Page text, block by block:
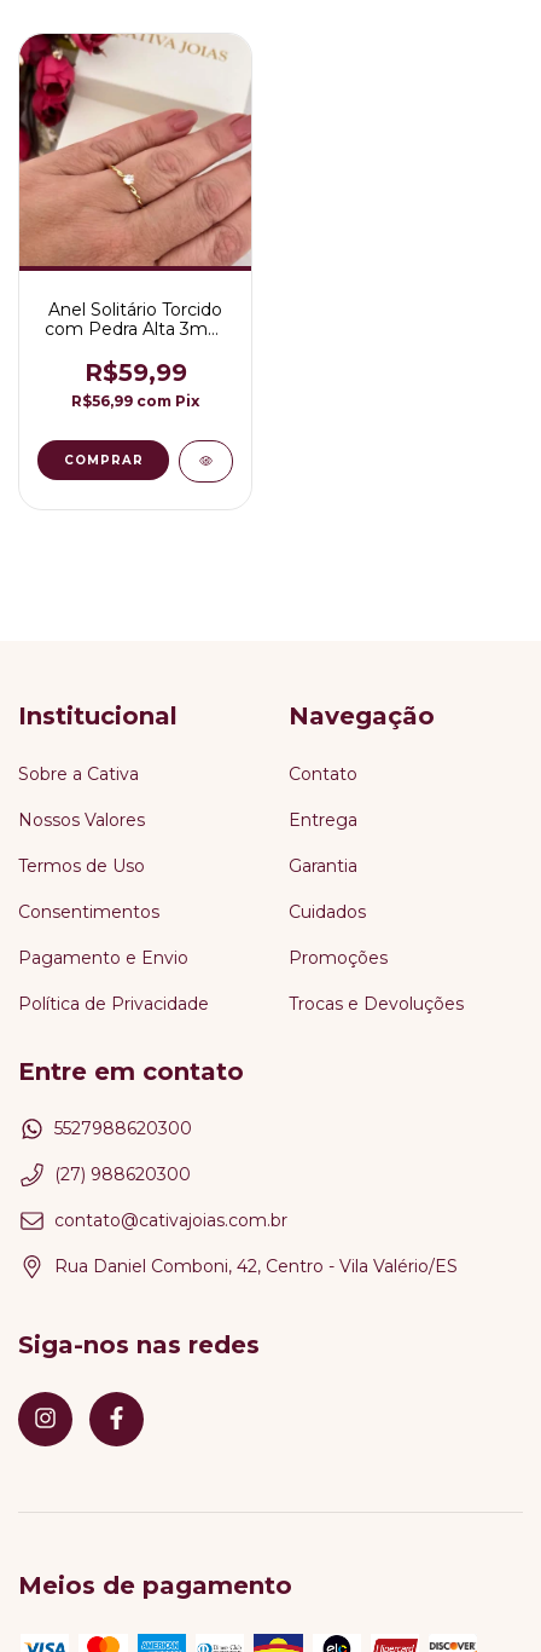
Anel Solitário Torcido
com Pedra Alta 3mm
R$59,99
R$56,99 com Pix
COMPRAR
Institucional
Sobre a Cativa
Nossos Valores
Termos de Uso
Consentimentos
Pagamento e Envio
Política de Privacidade
Navegação
Contato
Entrega
Garantia
Cuidados
Promoções
Trocas e Devoluções
Entre em contato
5527988620300
(27) 988620300
contato@cativajoias.com.br
Rua Daniel Comboni, 42, Centro - Vila Valério/ES
Siga-nos nas redes
Meios de pagamento